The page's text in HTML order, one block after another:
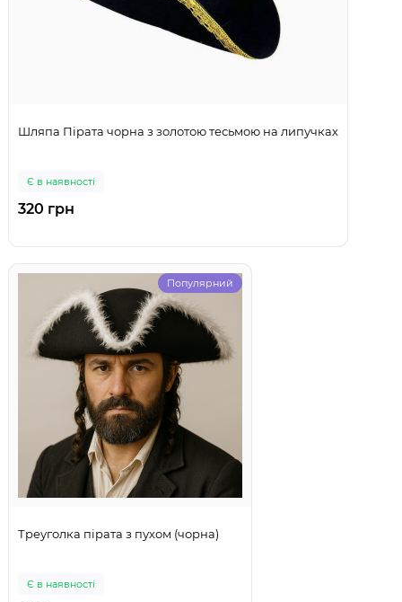
Шляпа Пірата чорна з золотою тесьмою на липучках
Є в наявності
320 грн
Популярний
Треуголка пірата з пухом (чорна)
Є в наявності